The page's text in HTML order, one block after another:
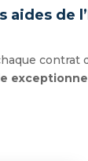
aides de
contrat